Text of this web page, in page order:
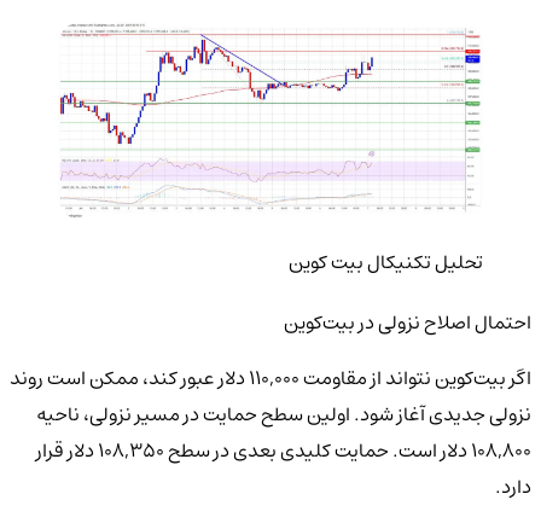
تحلیل تکنیکال بیت کوین
احتمال اصلاح نزولی در بیت‌کوین
اگر بیت‌کوین نتواند از مقاومت ۱۱۰,۰۰۰ دلار عبور کند، ممکن است روند
نزولی جدیدی آغاز شود. اولین سطح حمایت در مسیر نزولی، ناحیه
۱۰۸,۸۰۰ دلار است. حمایت کلیدی بعدی در سطح ۱۰۸,۳۵۰ دلار قرار
دارد.